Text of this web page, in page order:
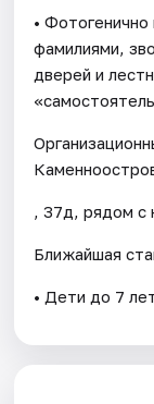
•
фамилиями,
дверей и
, 37д, рядом с
Ближайшая
• Дети до 7